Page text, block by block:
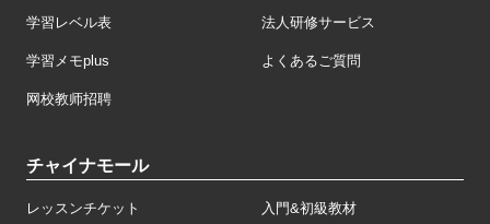
学習レベル表 法人研修サービス
学習メモplus よくあるご質問
网校教师招聘
チャイナモール
レッスンチケット 入門&初級教材